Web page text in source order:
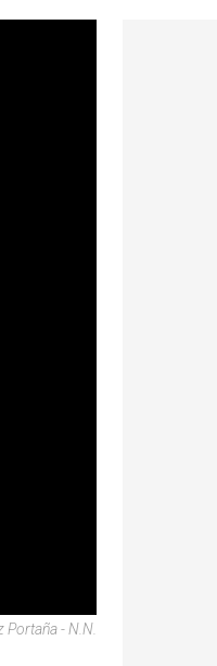
Portaña - N.N.